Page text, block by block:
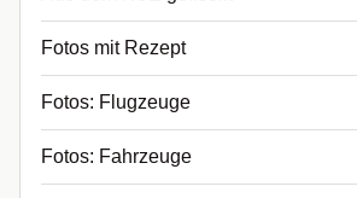
Fotos mit Rezept
Fotos: Flugzeuge
Fotos: Fahrzeuge